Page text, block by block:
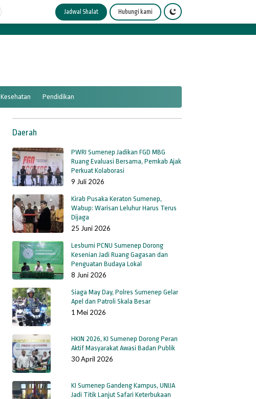
Jadwal Shalat Hubungi kami
Kesehatan Pendidikan
Daerah
PWRI Sumenep Jadikan FGD MBG
Ruang Evaluasi Bersama, Pemkab Ajak
Perkuat Kolaborasi
9 Juli 2026
Kirab Pusaka Keraton Sumenep,
Wabup: Warisan Leluhur Harus Terus
Dijaga
25 Juni 2026
Lesbumi PCNU Sumenep Dorong
Kesenian Jadi Ruang Gagasan dan
Penguatan Budaya Lokal
8 Juni 2026
Siaga May Day, Polres Sumenep Gelar
Apel dan Patroli Skala Besar
1 Mei 2026
HKIN 2026, KI Sumenep Dorong Peran
Aktif Masyarakat Awasi Badan Publik
30 April 2026
KI Sumenep Gandeng Kampus, UNIJA
Jadi Titik Lanjut Safari Keterbukaan